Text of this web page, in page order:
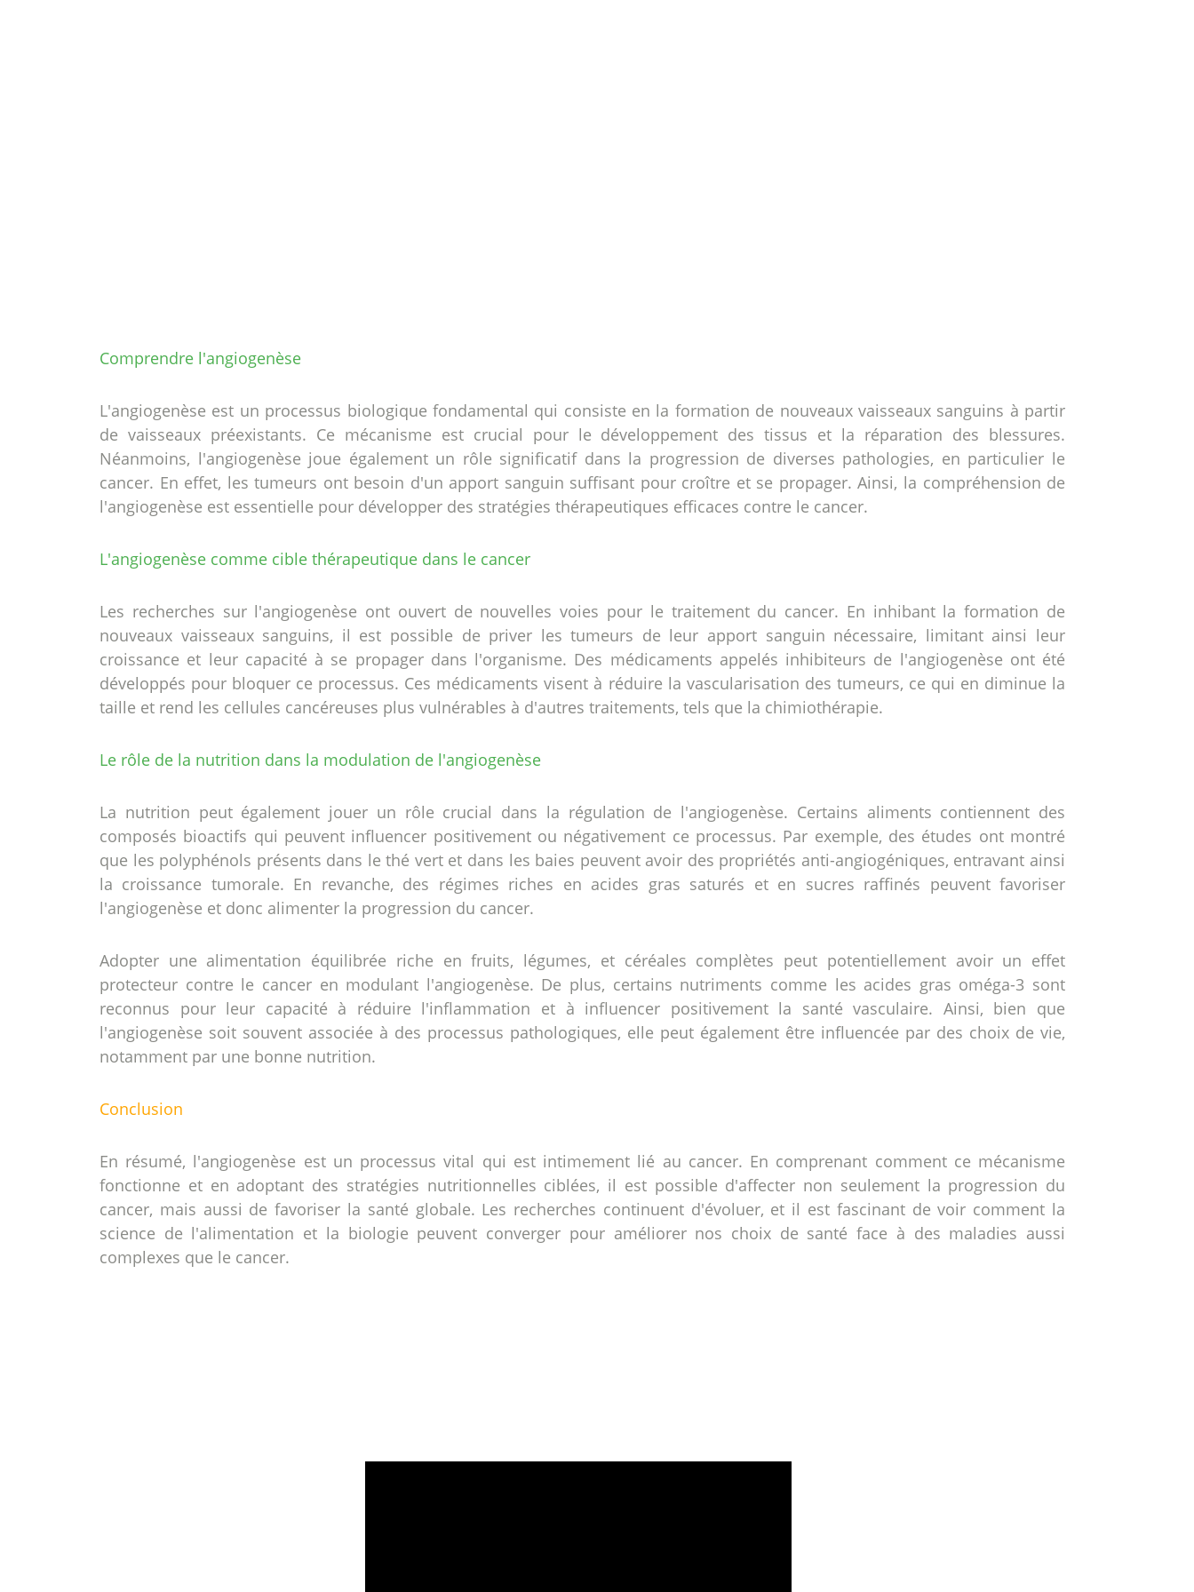
Comprendre l'angiogenèse
L'angiogenèse est un processus biologique fondamental qui consiste en la formation de nouveaux vaisseaux sanguins à partir
de vaisseaux préexistants. Ce mécanisme est crucial pour le développement des tissus et la réparation des blessures.
Néanmoins, l'angiogenèse joue également un rôle significatif dans la progression de diverses pathologies, en particulier le
cancer. En effet, les tumeurs ont besoin d'un apport sanguin suffisant pour croître et se propager. Ainsi, la compréhension de
l'angiogenèse est essentielle pour développer des stratégies thérapeutiques efficaces contre le cancer.
L'angiogenèse comme cible thérapeutique dans le cancer
Les recherches sur l'angiogenèse ont ouvert de nouvelles voies pour le traitement du cancer. En inhibant la formation de
nouveaux vaisseaux sanguins, il est possible de priver les tumeurs de leur apport sanguin nécessaire, limitant ainsi leur
croissance et leur capacité à se propager dans l'organisme. Des médicaments appelés inhibiteurs de l'angiogenèse ont été
développés pour bloquer ce processus. Ces médicaments visent à réduire la vascularisation des tumeurs, ce qui en diminue la
taille et rend les cellules cancéreuses plus vulnérables à d'autres traitements, tels que la chimiothérapie.
Le rôle de la nutrition dans la modulation de l'angiogenèse
La nutrition peut également jouer un rôle crucial dans la régulation de l'angiogenèse. Certains aliments contiennent des
composés bioactifs qui peuvent influencer positivement ou négativement ce processus. Par exemple, des études ont montré
que les polyphénols présents dans le thé vert et dans les baies peuvent avoir des propriétés anti-angiogéniques, entravant ainsi
la croissance tumorale. En revanche, des régimes riches en acides gras saturés et en sucres raffinés peuvent favoriser
l'angiogenèse et donc alimenter la progression du cancer.
Adopter une alimentation équilibrée riche en fruits, légumes, et céréales complètes peut potentiellement avoir un effet
protecteur contre le cancer en modulant l'angiogenèse. De plus, certains nutriments comme les acides gras oméga-3 sont
reconnus pour leur capacité à réduire l'inflammation et à influencer positivement la santé vasculaire. Ainsi, bien que
l'angiogenèse soit souvent associée à des processus pathologiques, elle peut également être influencée par des choix de vie,
notamment par une bonne nutrition.
Conclusion
En résumé, l'angiogenèse est un processus vital qui est intimement lié au cancer. En comprenant comment ce mécanisme
fonctionne et en adoptant des stratégies nutritionnelles ciblées, il est possible d'affecter non seulement la progression du
cancer, mais aussi de favoriser la santé globale. Les recherches continuent d'évoluer, et il est fascinant de voir comment la
science de l'alimentation et la biologie peuvent converger pour améliorer nos choix de santé face à des maladies aussi
complexes que le cancer.
Diary of a CEO